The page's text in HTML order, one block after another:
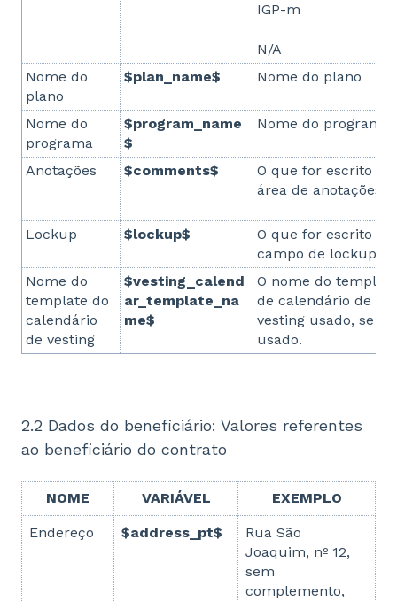
IGP-m
N/A
Nome do
plano
$plan_name$ Nome do plano
Nome do
programa
$program_name
$
Nome do programa
Anotações $comments$
O que for escrito na
área de anotações
Lockup $lockup$
O que for escrito no
campo de lockup
Nome do
template do
calendário
de vesting
$vesting_calend
ar_template_na
me$
O nome do template
de calendário de
vesting usado, se foi
usado.
2.2 Dados do beneficiário: Valores referentes
ao beneficiário do contrato
NOME VARIÁVEL EXEMPLO
Endereço $address_pt$
Rua São
Joaquim, nº 12,
sem
complemento,